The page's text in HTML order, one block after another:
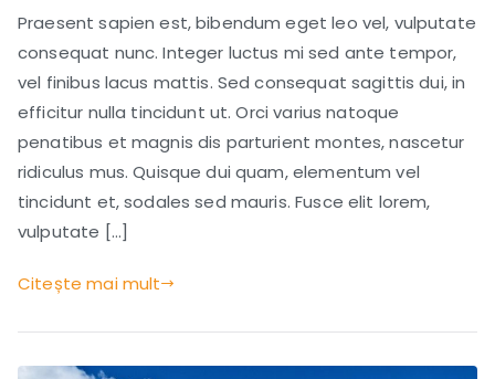
Ultimate
Packing
Tips
for
Travelers
Praesent sapien est, bibendum eget leo vel, vulputate
consequat nunc. Integer luctus mi sed ante tempor,
vel finibus lacus mattis. Sed consequat sagittis dui, in
efficitur nulla tincidunt ut. Orci varius natoque
penatibus et magnis dis parturient montes, nascetur
ridiculus mus. Quisque dui quam, elementum vel
tincidunt et, sodales sed mauris. Fusce elit lorem,
vulputate […]
Citește mai mult